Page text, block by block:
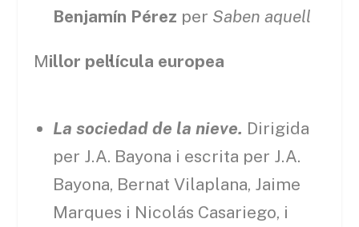
Benjamín Pérez per Saben aquell
Millor pel·lícula europea
La sociedad de la nieve. Dirigida
per J.A. Bayona i escrita per J.A.
Bayona, Bernat Vilaplana, Jaime
Marques i Nicolás Casariego, i